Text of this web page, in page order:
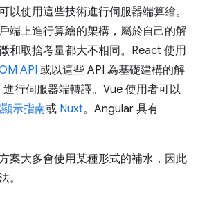
以使用這些技術進行伺服器端算繪。
端上進行算繪的架構，屬於自己的解
和取捨考量都大不相同。React 使用
API 或以這些 API 為基礎建構的解
進行伺服器端轉譯。Vue 使用者可以
示指南或 Nuxt。Angular 具有
案大多會使用某種形式的補水，因此
。